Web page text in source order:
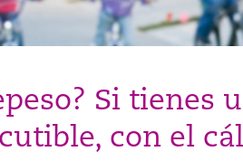
Si tienes
con el